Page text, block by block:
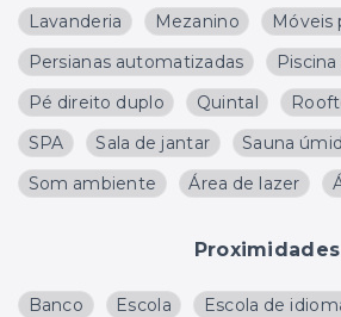
Lavanderia
Mezanino
Móveis
Persianas automatizadas
Pé direito duplo
Quintal
SPA
Sala de jantar
Sauna
Som ambiente
Área de lazer
Proximidades
Banco Escola Escola de